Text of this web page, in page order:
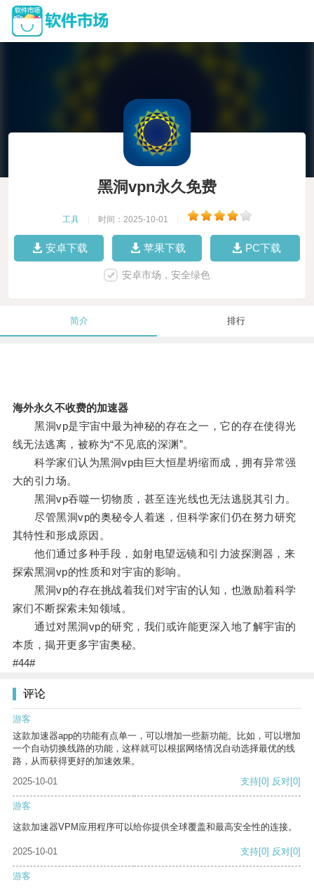
黑洞vpn永久免费
工具 时间：2025-10-01
安卓下载 苹果下载 PC下载
安卓市场，安全绿色
简介 排行
海外永久不收费的加速器
黑洞vp是宇宙中最为神秘的存在之一，它的存在使得光
线无法逃离，被称为“不见底的深渊”。
科学家们认为黑洞vp由巨大恒星坍缩而成，拥有异常强
大的引力场。
黑洞vp吞噬一切物质，甚至连光线也无法逃脱其引力。
尽管黑洞vp的奥秘令人着迷，但科学家们仍在努力研究
其特性和形成原因。
他们通过多种手段，如射电望远镜和引力波探测器，来
探索黑洞vp的性质和对宇宙的影响。
黑洞vp的存在挑战着我们对宇宙的认知，也激励着科学
家们不断探索未知领域。
通过对黑洞vp的研究，我们或许能更深入地了解宇宙的
本质，揭开更多宇宙奥秘。
#44#
评论
游客
这款加速器app的功能有点单一，可以增加一些新功能。比如，可以增加
一个自动切换线路的功能，这样就可以根据网络情况自动选择最优的线
路，从而获得更好的加速效果。
2025-10-01
支持[0] 反对[0]
游客
这款加速器VPM应用程序可以给你提供全球覆盖和最高安全性的连接。
2025-10-01 支持[0] 反对[0]
游客